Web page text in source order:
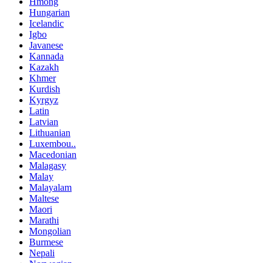
Hungarian
Icelandic
Igbo
Javanese
Kannada
Kazakh
Khmer
Kurdish
Kyrgyz
Latin
Latvian
Lithuanian
Luxembou..
Macedonian
Malagasy
Malay
Malayalam
Maltese
Maori
Marathi
Mongolian
Burmese
Nepali